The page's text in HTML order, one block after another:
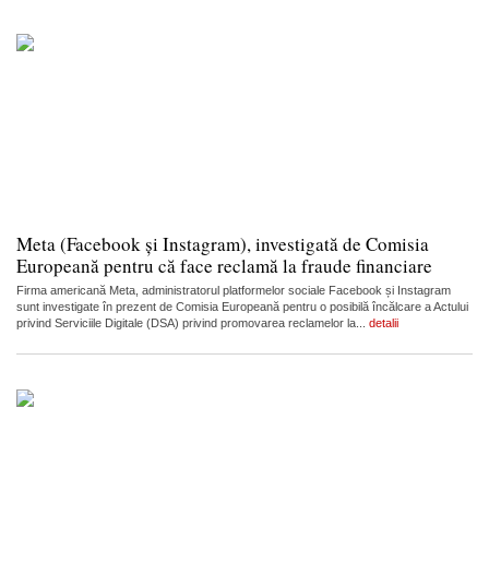
Meta (Facebook și Instagram), investigată de Comisia
Europeană pentru că face reclamă la fraude financiare
Firma americană Meta, administratorul platformelor sociale Facebook și Instagram
sunt investigate în prezent de Comisia Europeană pentru o posibilă încălcare a Actului
privind Serviciile Digitale (DSA) privind promovarea reclamelor la... detalii